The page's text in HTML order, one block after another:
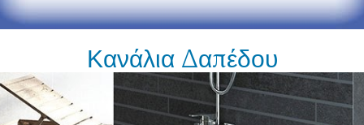
Κανάλια Δαπέδου